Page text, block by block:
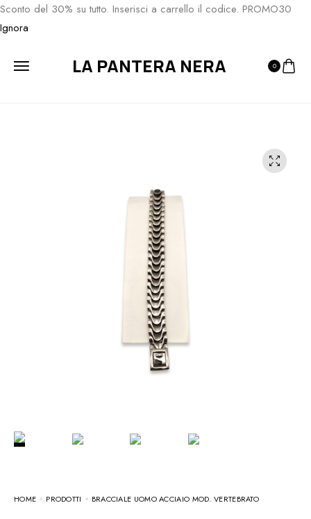
Sconto del 30% su tutto. Inserisci a carrello il codice. PROMO30
Ignora
LA PANTERA NERA 0
HOME PRODOTTI BRACCIALE UOMO ACCIAIO MOD. VERTEBRATO